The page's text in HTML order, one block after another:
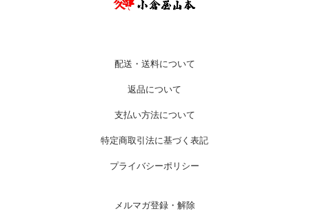
配送・送料について
返品について
支払い方法について
特定商取引法に基づく表記
プライバシーポリシー
メルマガ登録・解除